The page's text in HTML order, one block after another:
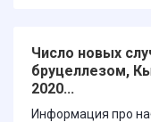
Число новых
бруцеллезом,
2020...
Информация про